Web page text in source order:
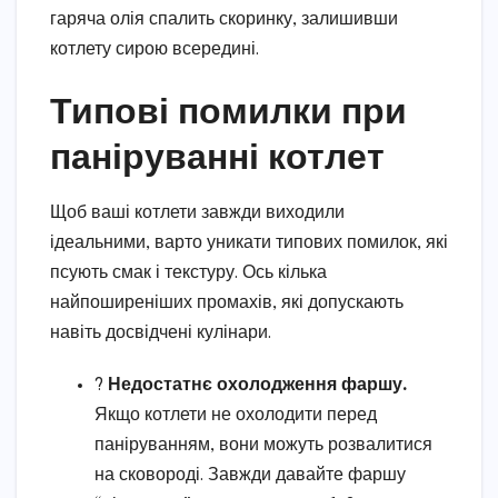
гаряча олія спалить скоринку, залишивши
котлету сирою всередині.
Типові помилки при
паніруванні котлет
Щоб ваші котлети завжди виходили
ідеальними, варто уникати типових помилок, які
псують смак і текстуру. Ось кілька
найпоширеніших промахів, які допускають
навіть досвідчені кулінари.
? Недостатнє охолодження фаршу.
Якщо котлети не охолодити перед
паніруванням, вони можуть розвалитися
на сковороді. Завжди давайте фаршу